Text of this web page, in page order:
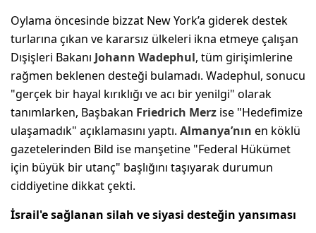
Oylama öncesinde bizzat New York’a giderek destek
turlarına çıkan ve kararsız ülkeleri ikna etmeye çalışan
Dışişleri Bakanı Johann Wadephul, tüm girişimlerine
rağmen beklenen desteği bulamadı. Wadephul, sonucu
"gerçek bir hayal kırıklığı ve acı bir yenilgi" olarak
tanımlarken, Başbakan Friedrich Merz ise "Hedefimize
ulaşamadık" açıklamasını yaptı. Almanya’nın en köklü
gazetelerinden Bild ise manşetine "Federal Hükümet
için büyük bir utanç" başlığını taşıyarak durumun
ciddiyetine dikkat çekti.
İsrail'e sağlanan silah ve siyasi desteğin yansıması